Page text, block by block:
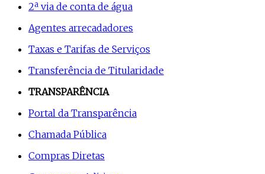
2ª via de conta de água
Agentes arrecadadores
Taxas e Tarifas de Serviços
Transferência de Titularidade
TRANSPARÊNCIA
Portal da Transparência
Chamada Pública
Compras Diretas